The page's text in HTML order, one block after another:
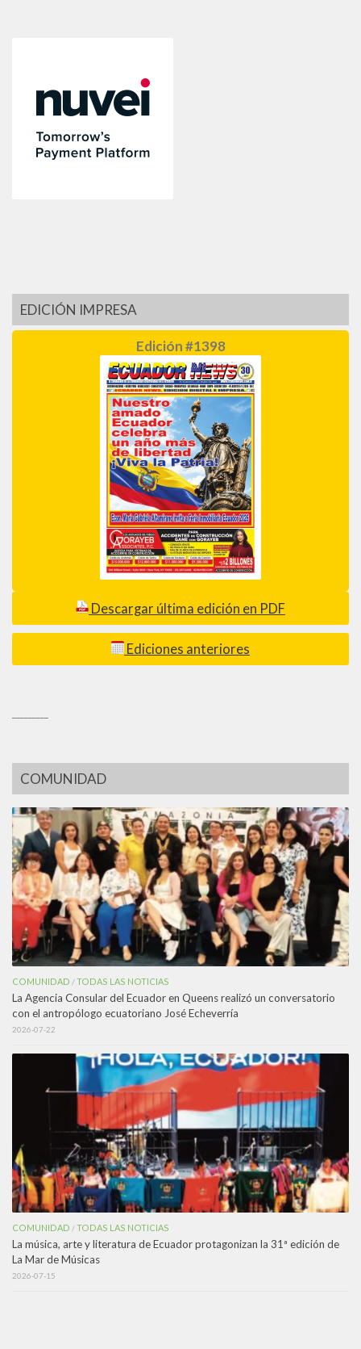
EDICIÓN IMPRESA
Edición #1398
Descargar última edición en PDF
Ediciones anteriores
COMUNIDAD
COMUNIDAD /TODAS LAS NOTICIAS
La Agencia Consular del Ecuador en Queens realizó un conversatorio
con el antropólogo ecuatoriano José Echeverría
2026-07-22
COMUNIDAD /TODAS LAS NOTICIAS
La música, arte y literatura de Ecuador protagonizan la 31ª edición de
La Mar de Músicas
2026-07-15